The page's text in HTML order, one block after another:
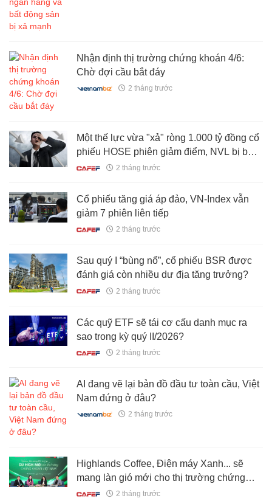
Nhận định thị trường chứng khoán 4/6:
Chờ đợi cầu bắt đáy
2 tháng trước
Một thế lực vừa "xả" ròng 1.000 tỷ đồng cổ
phiếu HOSE phiên giảm điểm, NVL bị bán
mạnh nhất2 tháng trước
Cổ phiếu tăng giá áp đảo, VN-Index vẫn
giảm 7 phiên liên tiếp
2 tháng trước
Sau quý I “bùng nổ”, cổ phiếu BSR được
đánh giá còn nhiều dư địa tăng trưởng?
2 tháng trước
Các quỹ ETF sẽ tái cơ cấu danh mục ra
sao trong kỳ quý II/2026?
2 tháng trước
AI đang vẽ lại bản đồ đầu tư toàn cầu, Việt
Nam đứng ở đâu?
2 tháng trước
Highlands Coffee, Điện máy Xanh... sẽ
mang làn gió mới cho thị trường chứng
khoán?
2 tháng trước